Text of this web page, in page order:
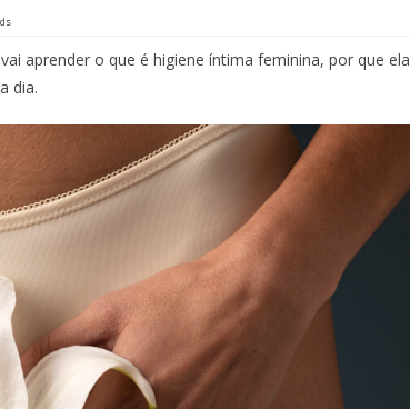
aprender o que é higiene íntima feminina, por que ela
dia.